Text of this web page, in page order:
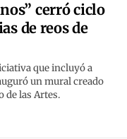
cerró ciclo
de reos de
que incluyó a
un mural creado
de las Artes.